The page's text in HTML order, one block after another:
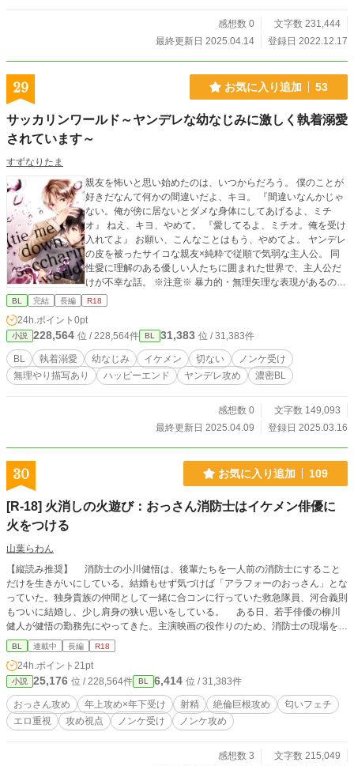
ら地下の拷問部屋へと誘われる。そこではギーフとナコシュのふたりが、女奴隷
を渡し、エシフをうまく拷問に掛ければ勇敢な騎士として認めてもらえるだろう
と助言する。 ◾️第五章（第１話〜第１０話） 「わたしは奴隷です。あなたを悦
ばせるためなら……」 こう云ってエシフは、ノモクと交わる。 ◾️第六章（第１
話〜第１０話） ノモクはエシフから新しい名「イェロード」を与えられ、ま
たエシフの本当の名が「シュード」であることを知らされる。 さらにイェロ
ード（＝ノモク）は、滞在先であるローエの館の秘密を目の当たりにすることに
１０話） 現在、まとめ中。 ◾️第九章（第一話〜） 現在、執筆中。 【地雷に
ついて】 「第一章第４話」と「第四章第３話」に男女の絡みシーンが出てき
ます（後者には「小スカ」もあり）。過度な描写にならないよう心掛けています
が、地雷だという読者さまは読み飛ばしてください（※をつけています）。
「第二章第１０話」に拷問シーンが出てきます。過度な描写にならないよう心掛
けていますが、地雷だという読者さまは読み飛ばしてください（※をつけていま
す）。
感想数 0
文字数 231,444
最終更新日 2025.04.14
登録日 2022.12.17
29 お気に入り追加 53
サッカリンワールド～ヤンデレな幼なじみに激しく執着溺愛
されています～
すずなりたま
親友を怖いと思い始めたのは、いつからだろう。 僕のことが
好きだなんて何かの間違いだよ、キヨ。 『間違いなんかじゃ
ない。俺が傍に居ないとダメな身体にしてあげるよ、ミチ
オ』 ねえ、キヨ、やめて。 『愛してるよ、ミチオ。俺を受け
入れてよ』 お願い、こんなことはもう、やめてよ。 ヤンデレ
の皮を被ったサイコな親友×純粋で従順で気弱な主人公。 同
性愛に理解のある優しい人たちに囲まれた世界で、主人公だ
けが不幸な話。 ※注意※ 暴力的・無理矢理な表現があるので
苦手な方は回れ右してください。 女の子と致しかける（未
BL 完結 長編 R18
24h.ポイント 0pt
小説 228,564 位 / 228,564件 BL 31,383 位 / 31,383件
BL 執着溺愛 幼なじみ イケメン 切ない
ノンケ受け
無理やり描写あり
ハッピーエンド ヤンデレ攻め 濃密BL
感想数 0
文字数 149,093
最終更新日 2025.04.09
登録日 2025.03.16
30 お気に入り追加 109
[R-18] 火消しの火遊び：おっさん消防士はイケメン俳優に
火をつける
山葉らわん
【縦読み推奨】 消防士の小川健悟は、後輩たちを一人前の消防士にすること
だけを生きがいにしている。結婚もせず気づけば「アラフォーのおっさん」とな
っていた。独身貴族の仲間として一緒に合コンに行っていた救急隊員、河合義則
もついに結婚し、少し肩身の狭い思いをしている。 ある日、若手俳優の柳川
健人が健悟の勤務先にやってきた。主演映画の役作りのため、消防士の現場を学
びたいのだと云う。「役作りのためなら何でもやります！」と健人は言うが、健
悟は、健人の覚悟が本物かにわかには信じられなかった。芸能界という華やかな
世界と市民の安全を守る命の現場とでは、住む世界が違うからだ。 初日に健
悟は風呂場で健人にちょっかいをかける。しかし、その小さな火遊びがもとで、
健悟と健人は急接近してゆくことになる。 ※ 【地雷について】 第三章の全体
にわたって主人公と女性キャラの恋愛模様が出てきます。BL作品に女性キャラ
が大きな役割をもって描かれるのを好まない方がおられましたら、読み飛ばして
BL 連載中 長編 R18
24h.ポイント 21pt
小説 25,176 位 / 228,564件 BL 6,414 位 / 31,383件
おっさん攻め 年上攻め×年下受け 射精 絶倫巨根攻め
匂いフェチ
エロ重視
攻め視点 ノンケ受け ノンケ攻め
感想数 3
文字数 215,049